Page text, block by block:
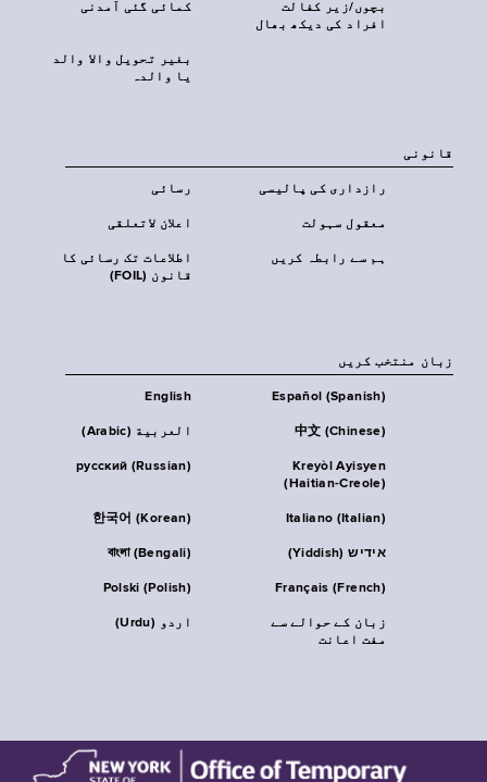
کمائی گئی آمدنی
بچوں/زیر کفالت
افراد کی دیکھ بھال
بغیر تحویل والا والد
یا والدہ
قانونی
رسائی رازداری کی پالیسی
اعلان لاتعلقی معقول سہولت
اطلاعات تک رسائی کا
قانون (FOIL)
ہم سے رابطہ کریں
زبان منتخب کریں
English Español (Spanish)
العربية (Arabic) 中文 (Chinese)
русский (Russian)
Kreyòl Ayisyen
(Haitian-Creole)
한국어 (Korean) Italiano (Italian)
বাংলা (Bengali) אידיש (Yiddish)
Polski (Polish) Français (French)
اردو (Urdu)
زبان کے حوالے سے
مفت اعانت